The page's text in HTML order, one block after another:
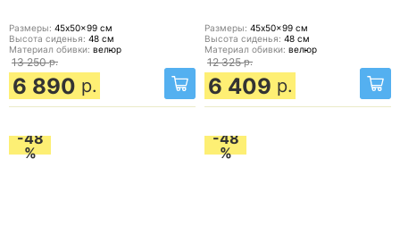
Размеры: 45x50x99 см
Высота сиденья: 48 см
Материал обивки: велюр
13 250 р.
6 890 р.
Размеры: 45x50x99 см
Высота сиденья: 48 см
Материал обивки: велюр
12 325 р.
6 409 р.
-48
%
-48
%